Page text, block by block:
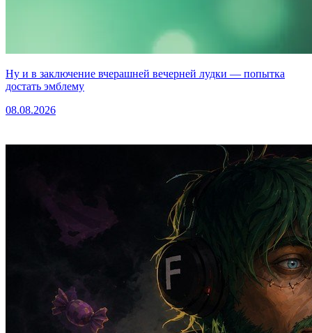
Ну и в заключение вчерашней вечерней лудки — попытка
достать эмблему
08.08.2026